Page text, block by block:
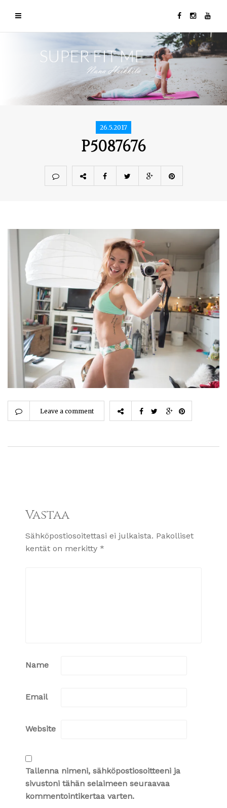
26.5.2017
P5087676
Leave a comment
Vastaa
Sähköpostiosoitettasi ei julkaista. Pakolliset
kentät on merkitty *
Name
Email
Website
Tallenna nimeni, sähköpostiosoitteeni ja
sivustoni tähän selaimeen seuraavaa
kommentointikertaa varten.